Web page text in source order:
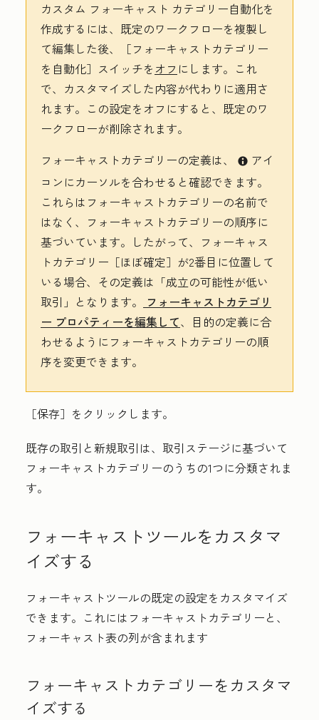
カスタム フォーキャスト カテゴリー自動化を
作成するには、既定のワークフローを複製し
て編集した後、［フォーキャストカテゴリー
を自動化］ スイッチを オフ にします。これ
で、カスタマイズした内容が代わりに適用さ
れます。この設定をオフにすると、既定のワ
ークフローが削除されます。
フォーキャストカテゴリーの定義は、
info アイ
コン にカーソルを合わせると確認できます。
これらはフォーキャストカテゴリーの名前で
はなく、フォーキャストカテゴリーの順序に
基づいています。したがって、フォーキャス
トカテゴリー［ほぼ確定］ が2番目に位置して
いる場合、その定義は「成立の可能性が低い
取引」となります。
フォーキャストカテゴリ
ー プロパティーを編集して、目的の定義に合
わせるようにフォーキャストカテゴリーの順
序を変更できます。
［保存］ をクリックします。
既存の取引と新規取引は、取引ステージに基づいて
フォーキャストカテゴリーのうちの1つに分類されま
す。
フォーキャストツールをカスタマ
イズする
フォーキャストツールの既定の設定をカスタマイズ
できます。これにはフォーキャストカテゴリーと、
フォーキャスト表の列が含まれます
フォーキャストカテゴリーをカスタマ
イズする